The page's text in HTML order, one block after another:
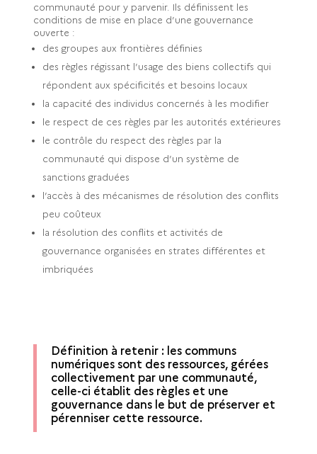
communauté pour y parvenir. Ils définissent les
conditions de mise en place d’une gouvernance
ouverte :
des groupes aux frontières définies
des règles régissant l’usage des biens collectifs qui
répondent aux spécificités et besoins locaux
la capacité des individus concernés à les modifier
le respect de ces règles par les autorités extérieures
le contrôle du respect des règles par la
communauté qui dispose d’un système de
sanctions graduées
l’accès à des mécanismes de résolution des conflits
peu coûteux
la résolution des conflits et activités de
gouvernance organisées en strates différentes et
imbriquées
Définition à retenir : les communs
numériques sont des ressources, gérées
collectivement par une communauté,
celle-ci établit des règles et une
gouvernance dans le but de préserver et
pérenniser cette ressource.